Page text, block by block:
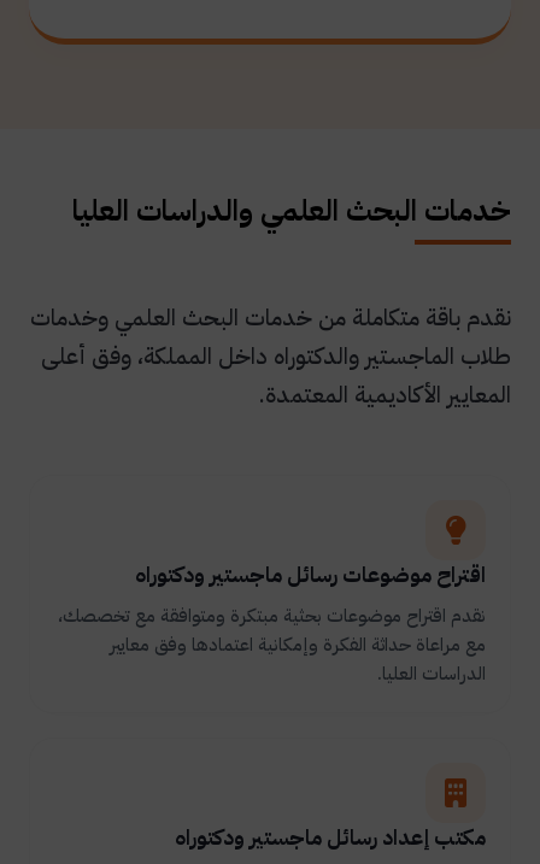
خدمات البحث العلمي والدراسات العليا
نقدم باقة متكاملة من خدمات البحث العلمي وخدمات
طلاب الماجستير والدكتوراه داخل المملكة، وفق أعلى
المعايير الأكاديمية المعتمدة.
اقتراح موضوعات رسائل ماجستير ودكتوراه
نقدم اقتراح موضوعات بحثية مبتكرة ومتوافقة مع تخصصك،
مع مراعاة حداثة الفكرة وإمكانية اعتمادها وفق معايير
الدراسات العليا.
مكتب إعداد رسائل ماجستير ودكتوراه